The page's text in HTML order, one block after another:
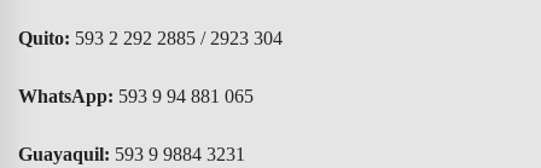
Quito: 593 2 292 2885 / 2923 304
WhatsApp: 593 9 94 881 065
Guayaquil: 593 9 9884 3231